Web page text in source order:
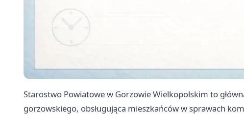
Starostwo Powiatowe w Gorzowie Wielkopolskim to
gorzowskiego, obsługująca mieszkańców w sprawach